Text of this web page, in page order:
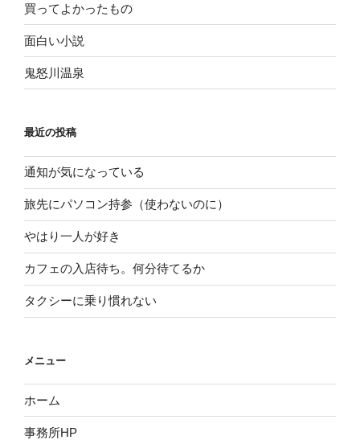
買ってよかったもの
面白い小説
鬼怒川温泉
最近の投稿
通知が気になっている
旅先にパソコン持参（使わないのに）
やはり一人が好き
カフェの入店待ち。何分待てるか
タクシーに乗り慣れない
メニュー
ホーム
事務所HP